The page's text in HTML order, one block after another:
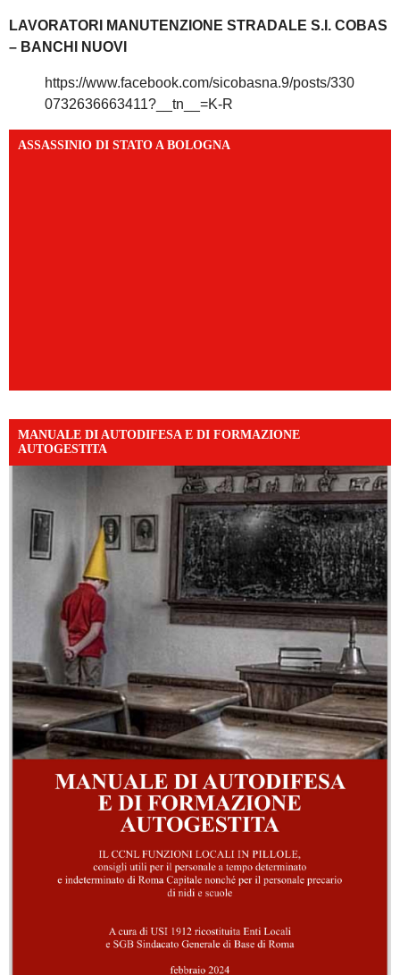
LAVORATORI MANUTENZIONE STRADALE S.I. COBAS
– BANCHI NUOVI
https://www.facebook.com/sicobasna.9/posts/330
0732636663411?__tn__=K-R
ASSASSINIO DI STATO A BOLOGNA
MANUALE DI AUTODIFESA E DI FORMAZIONE
AUTOGESTITA